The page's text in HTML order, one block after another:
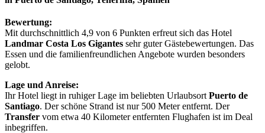
Bewertung:
Mit durchschnittlich 4,9 von 6 Punkten erfreut sich das Hotel
Landmar Costa Los Gigantes sehr guter Gästebewertungen. Das
Essen und die familienfreundlichen Angebote wurden besonders
gelobt.
Lage und Anreise:
Ihr Hotel liegt in ruhiger Lage im beliebten Urlaubsort Puerto de
Santiago. Der schöne Strand ist nur 500 Meter entfernt. Der
Transfer vom etwa 40 Kilometer entfernten Flughafen ist im Deal
inbegriffen.